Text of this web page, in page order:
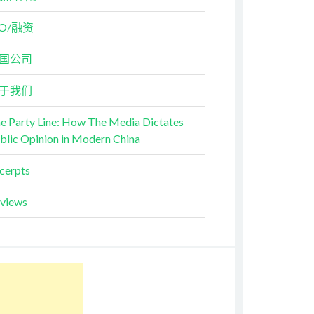
融资
公司
我们
Party Line: How The Media Dictates
Opinion in Modern China